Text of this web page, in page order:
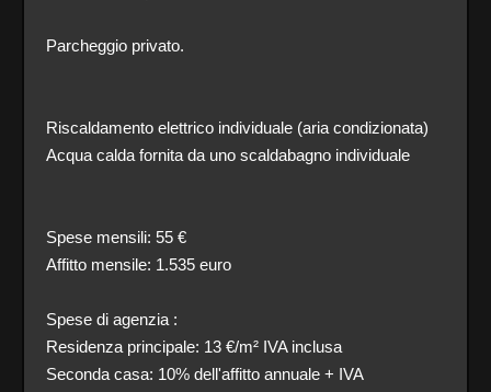
Parcheggio privato.
Riscaldamento elettrico individuale (aria condizionata)
Acqua calda fornita da uno scaldabagno individuale
Spese mensili: 55 €
Affitto mensile: 1.535 euro
Spese di agenzia :
Residenza principale: 13 €/m² IVA inclusa
Seconda casa: 10% dell'affitto annuale + IVA